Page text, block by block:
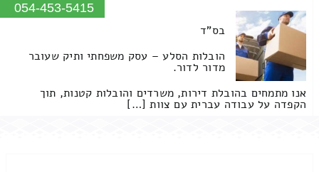
054-453-5415
בס"ד
הובלות הסלע – עסק משפחתי ותיק שעובר
מדור לדור.
אנו מתמחים בהובלת דירות, משרדים והובלות קטנות, תוך
הקפדה על עבודה עברית עם צוות […]